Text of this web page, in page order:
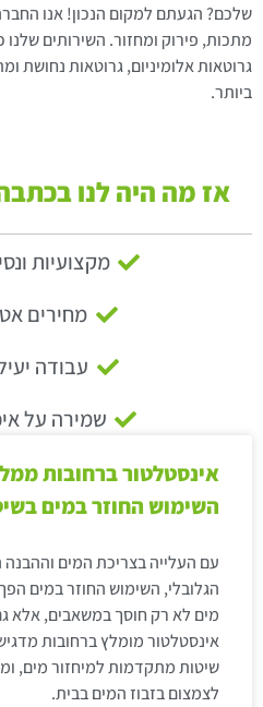
שלכם? הגעתם למקום הנכון! אנו
מתכות, פירוק ומחזור. השירותים שלנו
גרוטאות אלומיניום, גרוטאות נחושת
ביותר.
אז מה היה לנו
מקצועיות
מחירים
עבודה
שמירה על
אינסטלטור ברחובות
השימוש החוזר במים
עם העלייה בצריכת המים
הגלובלי, השימוש החוזר במים
מים לא רק חוסך במשאבים, אלא
אינסטלטור מומלץ ברחובות
שיטות מתקדמות למיחזור מים,
לצמצום בזבוז המים בבית.